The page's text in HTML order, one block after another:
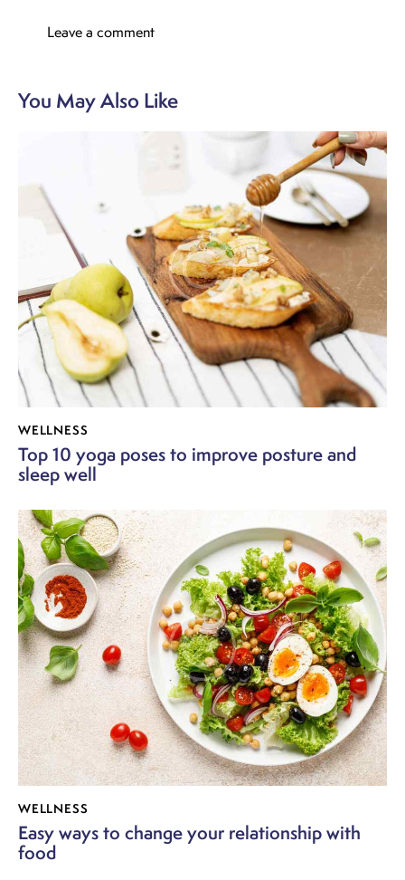
You May Also Like
WELLNESS
Top 10 yoga poses to improve posture and
sleep well
WELLNESS
Easy ways to change your relationship with
food